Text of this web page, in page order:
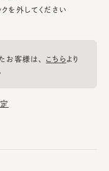
を外してください
お客様は、 こちらより